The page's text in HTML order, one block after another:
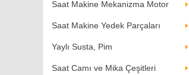
Saat Makine Mekanizma Motor
Saat Makine Yedek Parçaları
Yaylı Susta, Pim
Saat Camı ve Mika Çeşitleri